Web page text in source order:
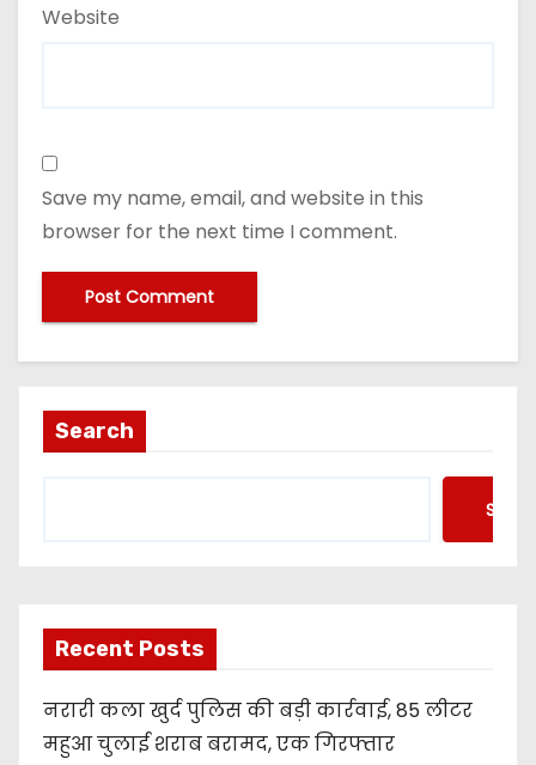
Website
Save my name, email, and website in this
browser for the next time I comment.
Search
Recent Posts
नरारी कला खुर्द पुलिस की बड़ी कार्रवाई, 85 लीटर
महुआ चुलाई शराब बरामद, एक गिरफ्तार